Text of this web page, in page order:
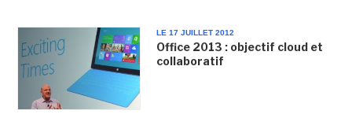
LE 17 JUILLET 2012
Office 2013 : objectif cloud et
collaboratif